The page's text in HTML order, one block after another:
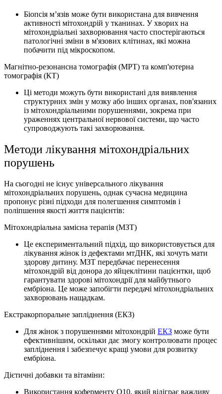
Біопсія м’язів може бути використана для вивчення
активності мітохондрій у тканинах. У хворих на
мітохондріальні захворювання часто спостерігаються
патологічні зміни в м'язових клітинах, які можна
побачити під мікроскопом.
Магнітно-резонансна томографія (МРТ) та комп'ютерна
томографія (КТ)
Ці методи можуть бути використані для виявлення
структурних змін у мозку або інших органах, пов'язаних
із мітохондріальними порушеннями, зокрема при
ураженнях центральної нервової системи, що часто
супроводжують такі захворювання.
Методи лікування мітохондріальних
порушень
На сьогодні не існує універсального лікування
мітохондріальних порушень, однак сучасна медицина
пропонує різні підходи для полегшення симптомів і
поліпшення якості життя пацієнтів:
Мітохондріальна замісна терапія (МЗТ)
Це експериментальний підхід, що використовується для
лікування жінок із дефектами мтДНК, які хочуть мати
здорову дитину. МЗТ передбачає перенесення
мітохондрій від донора до яйцеклітини пацієнтки, щоб
гарантувати здорові мітохондрії для майбутнього
ембріона. Це може запобігти передачі мітохондріальних
захворювань нащадкам.
Екстракорпоральне запліднення (ЕКЗ)
Для жінок з порушеннями мітохондрій ЕКЗ може бути
ефективнішим, оскільки дає змогу контролювати процес
запліднення і забезпечує кращі умови для розвитку
ембріона.
Дієтичні добавки та вітаміни:
Використання коферменту Q10, який відіграє важливу